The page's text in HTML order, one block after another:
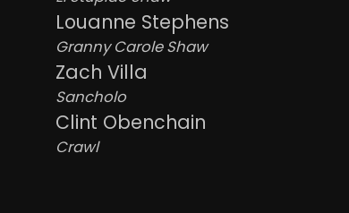
Louanne Stephens
Granny Carole Shaw
Zach Villa
Sancholo
Clint Obenchain
Crawl